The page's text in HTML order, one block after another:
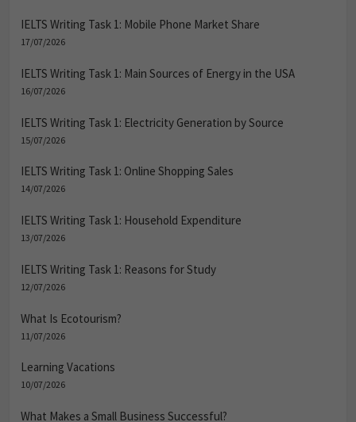
IELTS Writing Task 1: Mobile Phone Market Share
17/07/2026
IELTS Writing Task 1: Main Sources of Energy in the USA
16/07/2026
IELTS Writing Task 1: Electricity Generation by Source
15/07/2026
IELTS Writing Task 1: Online Shopping Sales
14/07/2026
IELTS Writing Task 1: Household Expenditure
13/07/2026
IELTS Writing Task 1: Reasons for Study
12/07/2026
What Is Ecotourism?
11/07/2026
Learning Vacations
10/07/2026
What Makes a Small Business Successful?